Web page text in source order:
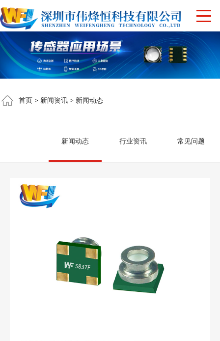
首页 > 新闻资讯 > 新闻动态
新闻动态 行业资讯 常见问题